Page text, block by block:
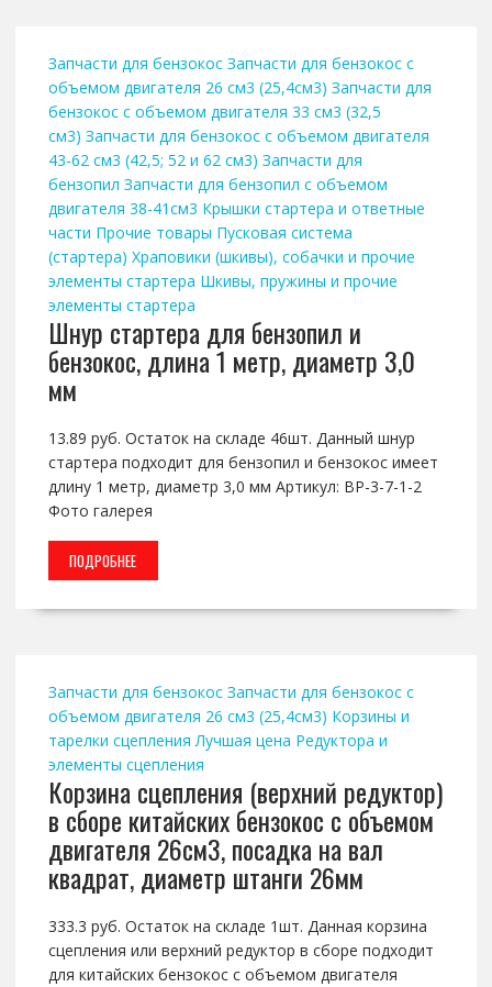
Запчасти для бензокос Запчасти для бензокос с
объемом двигателя 26 см3 (25,4см3) Запчасти для
бензокос с объемом двигателя 33 см3 (32,5
см3) Запчасти для бензокос с объемом двигателя
43-62 см3 (42,5; 52 и 62 см3) Запчасти для
бензопил Запчасти для бензопил с объемом
двигателя 38-41см3 Крышки стартера и ответные
части Прочие товары Пусковая система
(стартера) Храповики (шкивы), собачки и прочие
элементы стартера Шкивы, пружины и прочие
элементы стартера
Шнур стартера для бензопил и
бензокос, длина 1 метр, диаметр 3,0
мм
13.89 руб. Остаток на складе 46шт. Данный шнур
стартера подходит для бензопил и бензокос имеет
длину 1 метр, диаметр 3,0 мм Артикул: BP-3-7-1-2
Фото галерея
ПОДРОБНЕЕ
Запчасти для бензокос Запчасти для бензокос с
объемом двигателя 26 см3 (25,4см3) Корзины и
тарелки сцепления Лучшая цена Редуктора и
элементы сцепления
Корзина сцепления (верхний редуктор)
в сборе китайских бензокос с объемом
двигателя 26см3, посадка на вал
квадрат, диаметр штанги 26мм
333.3 руб. Остаток на складе 1шт. Данная корзина
сцепления или верхний редуктор в сборе подходит
для китайских бензокос с объемом двигателя